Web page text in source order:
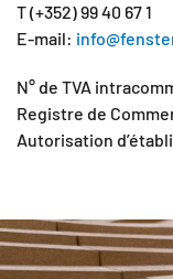
T (+352) 99 40 67 1
E-mail:
N° de TVA
Registre de
Autorisation